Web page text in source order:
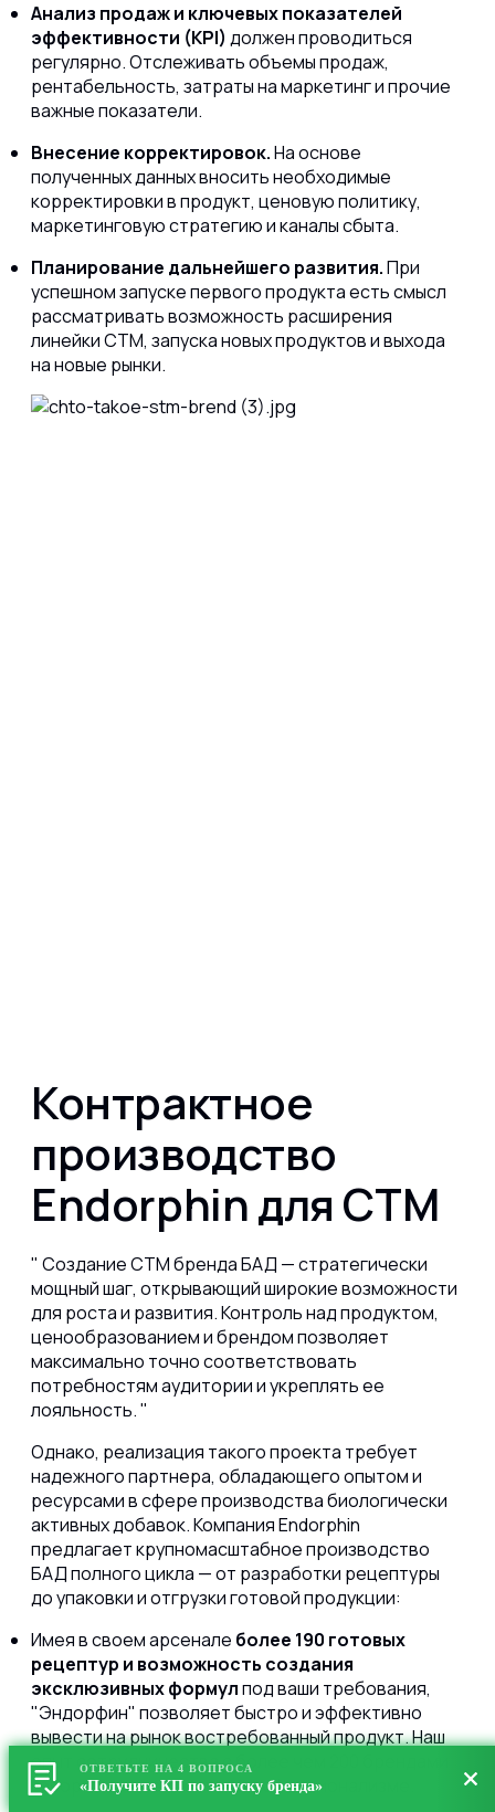
Анализ продаж и ключевых показателей
эффективности (KPI) должен проводиться
регулярно. Отслеживать объемы продаж,
рентабельность, затраты на маркетинг и прочие
важные показатели.
Внесение корректировок.На основе
полученных данных вносить необходимые
корректировки в продукт, ценовую политику,
маркетинговую стратегию и каналы сбыта.
Планирование дальнейшего развития.При
успешном запуске первого продукта есть смысл
рассматривать возможность расширения
линейки СТМ, запуска новых продуктов и выхода
на новые рынки.
Контрактное
производство
Endorphin для СТМ
Создание СТМ бренда БАД — стратегически
мощный шаг, открывающий широкие возможности
для роста и развития. Контроль над продуктом,
ценообразованием и брендом позволяет
максимально точно соответствовать
потребностям аудитории и укреплять ее
лояльность.
Однако, реализация такого проекта требует
надежного партнера, обладающего опытом и
ресурсами в сфере производства биологически
активных добавок. Компания Endorphin
предлагает крупномасштабное производство
БАД полного цикла — от разработки рецептуры
до упаковки и отгрузки готовой продукции:
Имея в своем арсенале более 190 готовых
рецептур и возможность создания
эксклюзивных формулпод ваши требования,
"Эндорфин" позволяет быстро и эффективно
вывести на рынок востребованный продукт. Наш
опыт сотрудничества с более чем 200 брендами
говорит о надежности и профессионализме.
ОТВЕТЬТЕ НА 4 ВОПРОСА
«Получите КП по запуску бренда»